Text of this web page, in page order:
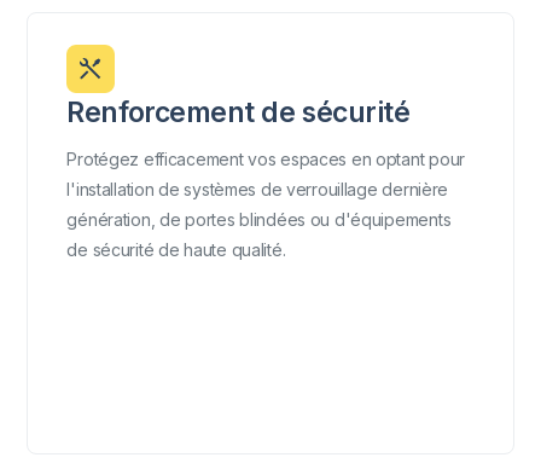
Renforcement de sécurité
Protégez efficacement vos espaces en optant pour
l'installation de systèmes de verrouillage dernière
génération, de portes blindées ou d'équipements
de sécurité de haute qualité.